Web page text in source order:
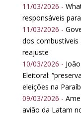
11/03/2026 -
responsáveis
11/03/2026 -
dos
reajuste
10/03/2026 -
Eleitoral:
eleições na
09/03/2026 -
avião da Latam